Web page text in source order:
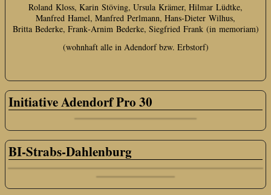
Roland Kloss, Karin Stöving, Ursula Krämer, Hilmar Lüdtke,
Manfred Hamel, Manfred Perlmann, Hans‑Dieter Wilhus,
Britta Bederke, Frank‑Arnim Bederke, Siegfried Frank (in memoriam)
(wohnhaft alle in Adendorf bzw. Erbstorf)
Initiative Adendorf Pro 30
BI-Strabs-Dahlenburg